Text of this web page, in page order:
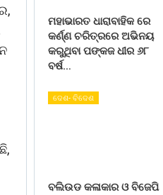
ମହାଭାରତ ଧାରାବାହିକ ରେ
କର୍ଣ୍ଣ ଚରିତ୍ରରେ ଅଭିନୟ
କରୁଥିବା ପଙ୍କଜ ଧୀର ୬୮
ବର୍ଷ…
ଦେଶ- ବିଦେଶ
ବଲିଉଡ କଳାକାର ଓ ବିଜେପି